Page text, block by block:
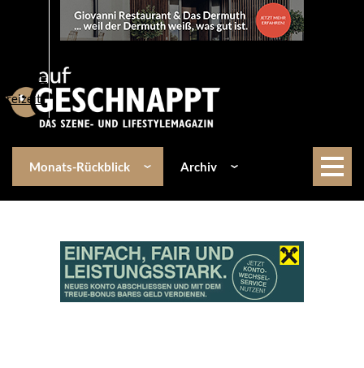
Lifestyle
Freizeit
Monats-Rückblick Archiv